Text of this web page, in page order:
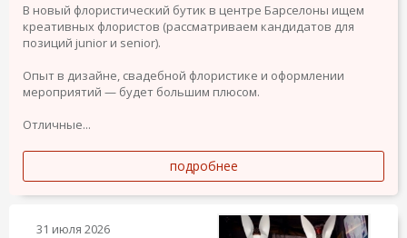
В новый флористический бутик в центре Барселоны ищем
креативных флористов (рассматриваем кандидатов для
позиций junior и senior).
Опыт в дизайне, свадебной флористике и оформлении
мероприятий — будет большим плюсом.
Отличные...
подробнее
31 июля 2026